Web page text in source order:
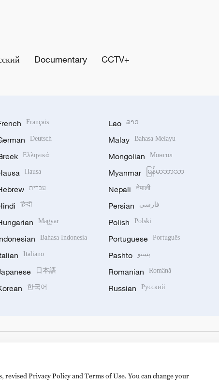
Documentary CCTV+
Français
Deutsch
Ελληνικά
Hausa
עברית
हिन्दी
Magyar
Bahasa Indonesia
Italiano
日本語
한국어
Lao ລາວ
Malay Bahasa Melayu
Mongolian Монгол
Myanmar မြန်မာဘာသာ
Nepali नेपाली
Persian فارسی
Polish Polski
Portuguese Português
Pashto پښتو
Romanian Română
Russian Русский
Privacy Policy and Terms of Use. You can change your